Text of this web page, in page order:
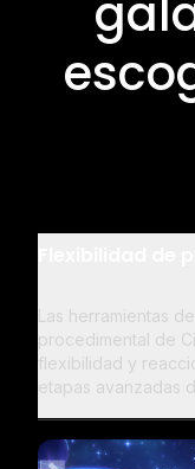
Las herramientas
procedimental de
flexibilidad y
etapas avanzadas